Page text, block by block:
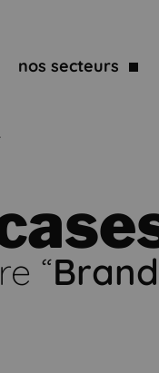
nos secteurs
“